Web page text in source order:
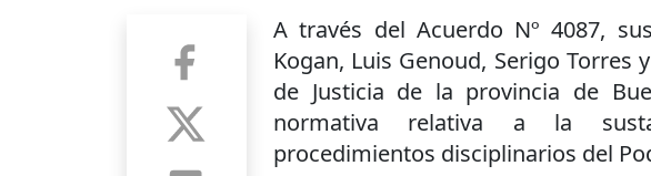
A través del Acuerdo Nº 4087,
Kogan, Luis Genoud, Serigo Torres
de Justicia de la provincia de
normativa relativa a la
procedimientos disciplinarios del